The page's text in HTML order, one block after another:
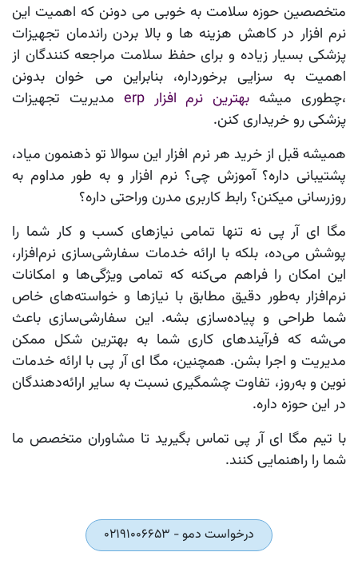
متخصصین حوزه سلامت به خوبی می دونن که اهمیت این
نرم افزار در کاهش هزینه ها و بالا بردن راندمان تجهیزات
پزشکی بسیار زیاده و برای حفظ سلامت مراجعه کنندگان از
اهمیت به سزایی برخورداره، بنابراین می خوان بدونن
،چطوری میشه بهترین نرم افزار erp
مدیریت تجهیزات
پزشکی رو خریداری کنن.
همیشه قبل از خرید هر نرم افزار این سوالا تو ذهنمون میاد،
پشتیبانی داره؟ آموزش چی؟ نرم افزار و به طور مداوم به
روزرسانی میکنن؟ رابط کاربری مدرن وراحتی داره؟
مگا ای آر پی نه تنها تمامی نیازهای کسب و کار شما را
پوشش می‌ده، بلکه با ارائه خدمات سفارشی‌سازی نرم‌افزار،
این امکان را فراهم می‌کنه که تمامی ویژگی‌ها و امکانات
نرم‌افزار به‌طور دقیق مطابق با نیازها و خواسته‌های خاص
شما طراحی و پیاده‌سازی بشه. این سفارشی‌سازی باعث
می‌شه که فرآیندهای کاری شما به بهترین شکل ممکن
مدیریت و اجرا بشن. همچنین، مگا ای آر پی با ارائه خدمات
نوین و به‌روز، تفاوت چشمگیری نسبت به سایر ارائه‌دهندگان
در این حوزه داره.
با تیم مگا ای آر پی تماس بگیرید تا مشاوران متخصص ما
شما را راهنمایی کنند.
درخواست دمو - 02191006653